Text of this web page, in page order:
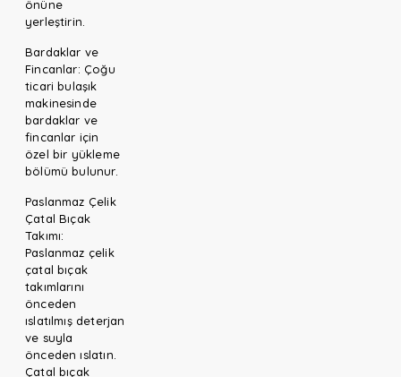
önüne
yerleştirin.
Bardaklar ve
Fincanlar: Çoğu
ticari bulaşık
makinesinde
bardaklar ve
fincanlar için
özel bir yükleme
bölümü bulunur.
Paslanmaz Çelik
Çatal Bıçak
Takımı:
Paslanmaz çelik
çatal bıçak
takımlarını
önceden
ıslatılmış deterjan
ve suyla
önceden ıslatın.
Çatal bıçak